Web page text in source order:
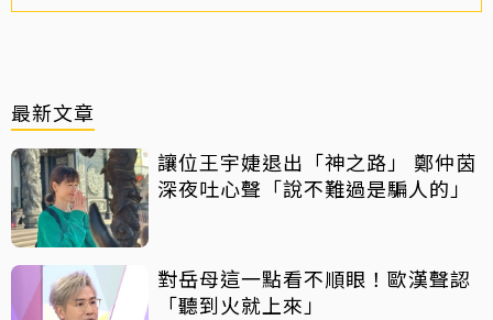
最新文章
讓位王宇婕退出「神之路」 鄭仲茵
深夜吐心聲「說不難過是騙人的」
對岳母這一點看不順眼！歐漢聲認
「聽到火就上來」